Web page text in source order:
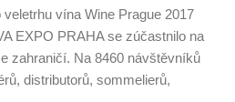
vína Wine Prague 2017
EXPO PRAHA se zúčastnilo na
zahraničí. Na 8460 návštěvníků
distributorů, sommelierů,